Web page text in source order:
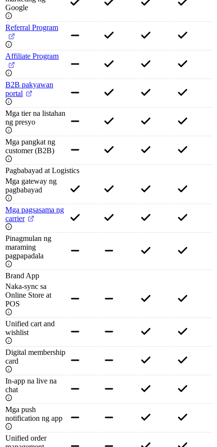
Google
Referral Program
Affiliate Program
B2B pakyawan
portal
Mga tier na listahan
ng presyo
Mga pangkat ng
customer (B2B)
Pagbabayad at Logistics
Mga gateway ng
pagbabayad
Mga pagsasama ng
carrier
Pinagmulan ng
maraming
pagpapadala
Brand App
Naka-sync sa
Online Store at
POS
Unified cart and
wishlist
Digital membership
card
In-app na live na
chat
Mga push
notification ng app
Unified order